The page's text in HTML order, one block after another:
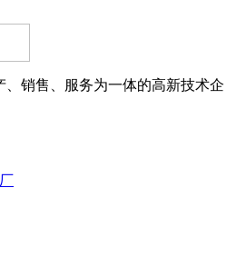
销售、服务为一体的高新技术企